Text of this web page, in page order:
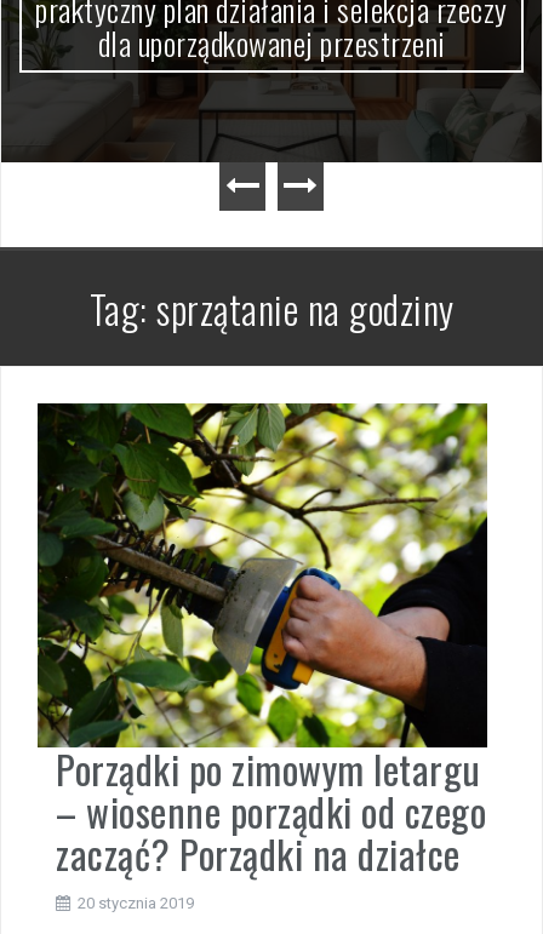
po kroku
Tag:sprzątanie na godziny
Porządki po zimowym letargu
– wiosenne porządki od czego
zacząć? Porządki na działce
20 stycznia 2019